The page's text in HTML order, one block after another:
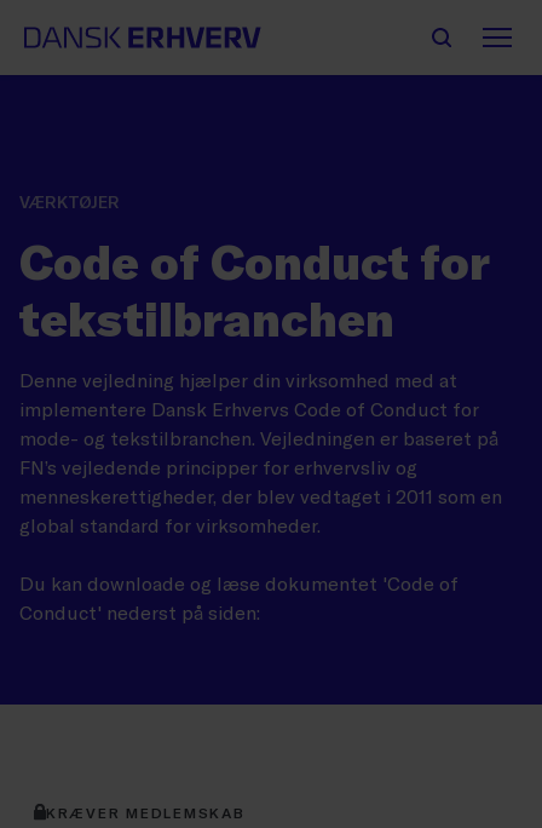
VÆRKTØJER
Code of Conduct for
tekstilbranchen
Denne vejledning hjælper din virksomhed med at
implementere Dansk Erhvervs Code of Conduct for
mode- og tekstilbranchen. Vejledningen er baseret på
FN’s vejledende principper for erhvervsliv og
menneskerettigheder, der blev vedtaget i 2011 som en
global standard for virksomheder.
Du kan downloade og læse dokumentet 'Code of
Conduct' nederst på siden:
KRÆVER MEDLEMSKAB